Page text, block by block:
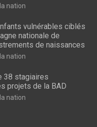
la nation
vulnérables ciblés
nationale de
de naissances
la nation
38 stagiaires
projets de la BAD
la nation